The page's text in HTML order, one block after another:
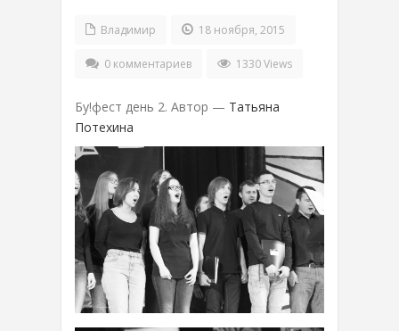
Владимир 18 ноября, 2015
0 комментариев 1330 Views
Бу!фест день 2. Автор — Татьяна
Потехина